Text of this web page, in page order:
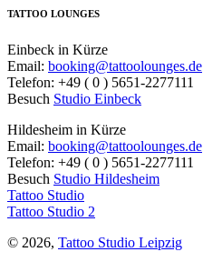
TATTOO LOUNGES
Einbeck in Kürze
Email: booking@tattoolounges.de
Telefon: +49 ( 0 ) 5651-2277111
Besuch Studio Einbeck
Hildesheim in Kürze
Email: booking@tattoolounges.de
Telefon: +49 ( 0 ) 5651-2277111
Besuch Studio Hildesheim
Tattoo Studio
Tattoo Studio 2
© 2026, Tattoo Studio Leipzig